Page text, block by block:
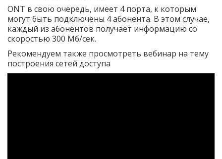
ONT в свою очередь, имеет 4 порта, к которым
могут быть подключены 4 абонента. В этом случае,
каждый из абонентов получает информацию со
скоростью 300 Мб/сек.
Рекомендуем также просмотреть вебинар на тему
построения сетей доступа